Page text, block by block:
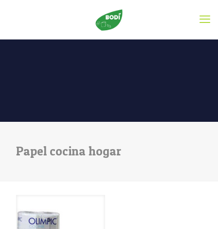
Papel cocina hogar